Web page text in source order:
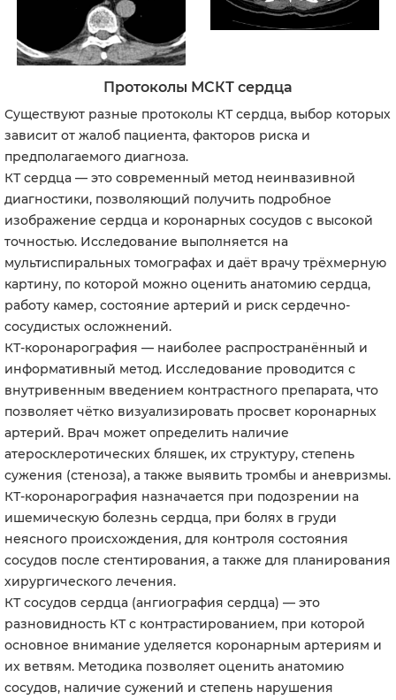
Протоколы МСКТ сердца
Существуют разные протоколы КТ сердца, выбор которых
зависит от жалоб пациента, факторов риска и
предполагаемого диагноза.
КТ сердца — это современный метод неинвазивной
диагностики, позволяющий получить подробное
изображение сердца и коронарных сосудов с высокой
точностью. Исследование выполняется на
мультиспиральных томографах и даёт врачу трёхмерную
картину, по которой можно оценить анатомию сердца,
работу камер, состояние артерий и риск сердечно-
сосудистых осложнений.
КТ-коронарография — наиболее распространённый и
информативный метод. Исследование проводится с
внутривенным введением контрастного препарата, что
позволяет чётко визуализировать просвет коронарных
артерий. Врач может определить наличие
атеросклеротических бляшек, их структуру, степень
сужения (стеноза), а также выявить тромбы и аневризмы.
КТ-коронарография назначается при подозрении на
ишемическую болезнь сердца, при болях в груди
неясного происхождения, для контроля состояния
сосудов после стентирования, а также для планирования
хирургического лечения.
КТ сосудов сердца (ангиография сердца) — это
разновидность КТ с контрастированием, при которой
основное внимание уделяется коронарным артериям и
их ветвям. Методика позволяет оценить анатомию
сосудов, наличие сужений и степень нарушения